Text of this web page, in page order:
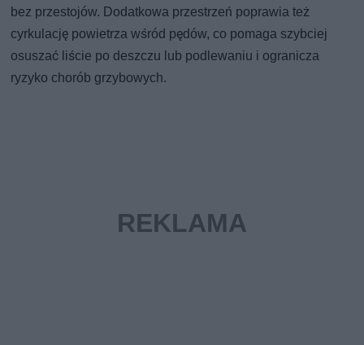
bez przestojów. Dodatkowa przestrzeń poprawia też
cyrkulację powietrza wśród pędów, co pomaga szybciej
osuszać liście po deszczu lub podlewaniu i ogranicza
ryzyko chorób grzybowych.